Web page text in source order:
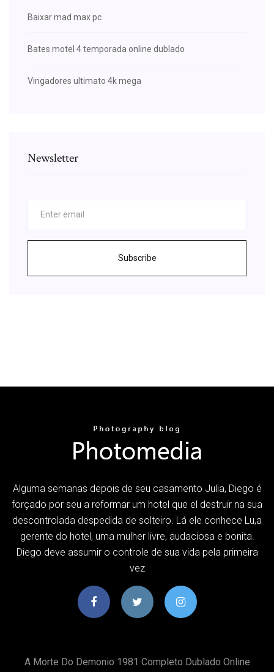
Baixar mad max pc
Bates motel 4 temporada online dublado
Vingadores ultimato 4k mega
Newsletter
Subscribe
Alguma semanas depois de seu casamento Julia, Diego é
forçado por seu a reformar um hotel que el destruir na sua
descontrolada despedida de solteiro. Lá ele conhece Lu,a
gerente do hotel, uma mulher livre, audaciosa e bonita.
Diego deve assumir o controle de sua vida pela primeira
vez
A Morte Do Demonio 1981 Completo Dublado Online